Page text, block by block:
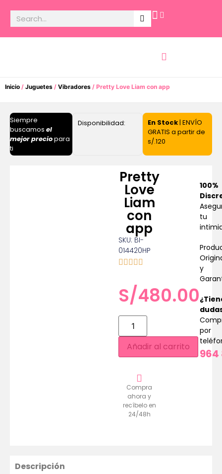
Inicio / Juguetes / Vibradores / Pretty Love Liam con app
Siempre
buscamos el
mejor preciopara
ti
Disponibilidad: En Stock| ENVÍO
GRATIS a partir de
s/.120
Pretty
Love
Liam
con
app
SKU: BI-
014420HP
S/480.00
Añadir al carrito
Compra
ahora y
recíbelo en
24/48h
100%
tu
y
por
964
Descripción